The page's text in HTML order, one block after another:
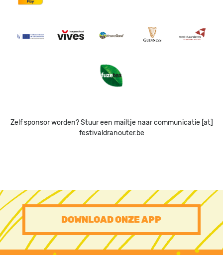
Image Image Image Image Image
Image
Zelf sponsor worden? Stuur een mailtje naar communicatie [at]
festivaldranouter.be
PRE
FOOTER
CTA
DOWNLOAD ONZE APP